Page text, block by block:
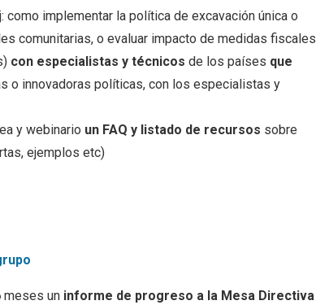
implementar la política de excavación única o
comunitarias, o evaluar impacto de medidas fiscales
con especialistas y técnicos de los países que
o innovadoras políticas, con los especialistas y
y webinario un FAQ y listado de recursos sobre
ejemplos etc)
meses un informe de progreso a la Mesa Directiva